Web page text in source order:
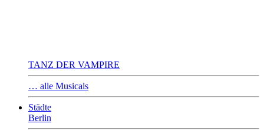
TANZ DER VAMPIRE
… alle Musicals
Städte
Berlin